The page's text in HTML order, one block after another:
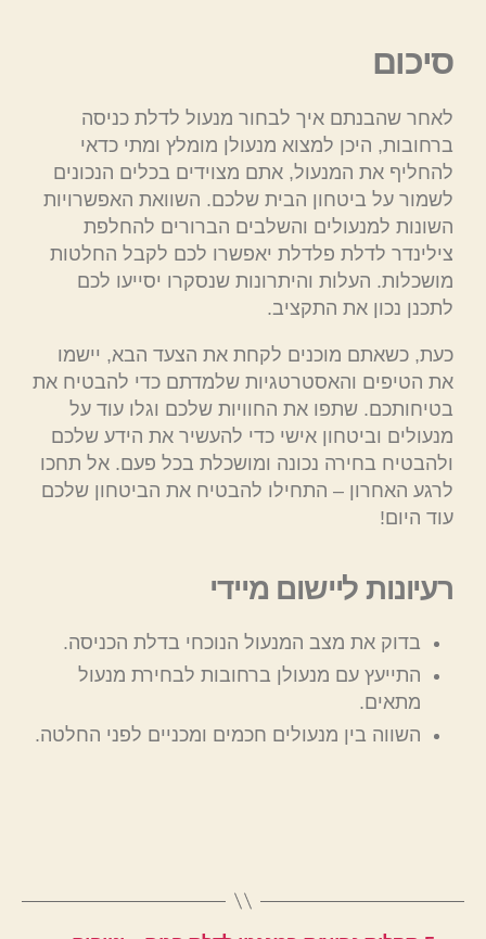
סיכום
לאחר שהבנתם איך לבחור מנעול לדלת כניסה
ברחובות, היכן למצוא מנעולן מומלץ ומתי כדאי
להחליף את המנעול, אתם מצוידים בכלים הנכונים
לשמור על ביטחון הבית שלכם. השוואת האפשרויות
השונות למנעולים והשלבים הברורים להחלפת
צילינדר לדלת פלדלת יאפשרו לכם לקבל החלטות
מושכלות. העלות והיתרונות שנסקרו יסייעו לכם
לתכנן נכון את התקציב.
כעת, כשאתם מוכנים לקחת את הצעד הבא, יישמו
את הטיפים והאסטרטגיות שלמדתם כדי להבטיח את
בטיחותכם. שתפו את החוויות שלכם וגלו עוד על
מנעולים וביטחון אישי כדי להעשיר את הידע שלכם
ולהבטיח בחירה נכונה ומושכלת בכל פעם. אל תחכו
לרגע האחרון – התחילו להבטיח את הביטחון שלכם
עוד היום!
רעיונות ליישום מיידי
בדוק את מצב המנעול הנוכחי בדלת הכניסה.
התייעץ עם מנעולן ברחובות לבחירת מנעול
מתאים.
השווה בין מנעולים חכמים ומכניים לפני החלטה.